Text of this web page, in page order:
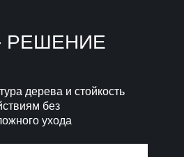
фасада
дерева и стойкость
без
ухода
РЕШЕНИЕ